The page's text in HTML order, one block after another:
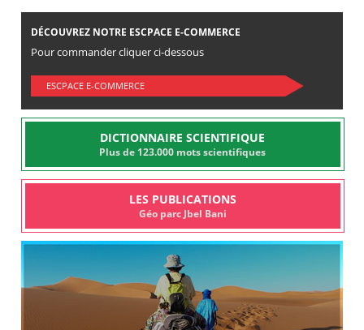
DÉCOUVREZ NOTRE ESCPACE E-COMMERCE
Pour commander cliquer ci-dessous
ESCPACE E-COMMERCE
DICTIONNAIRE SCIENTIFIQUE
Plus de 123.000 mots scientifiques
LES PUBLICATIONS
Géo parc Jbel Bani